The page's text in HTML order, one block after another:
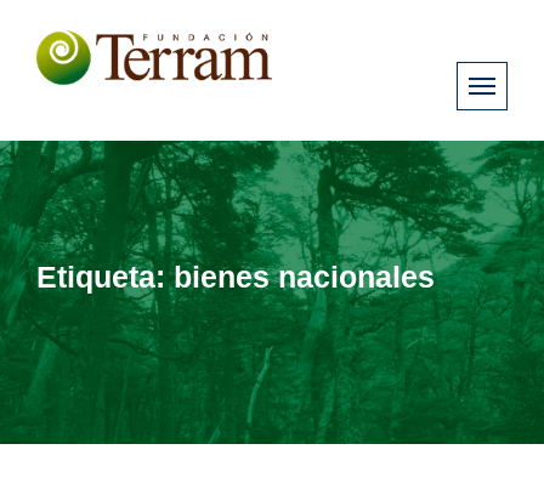
Etiqueta:bienes nacionales